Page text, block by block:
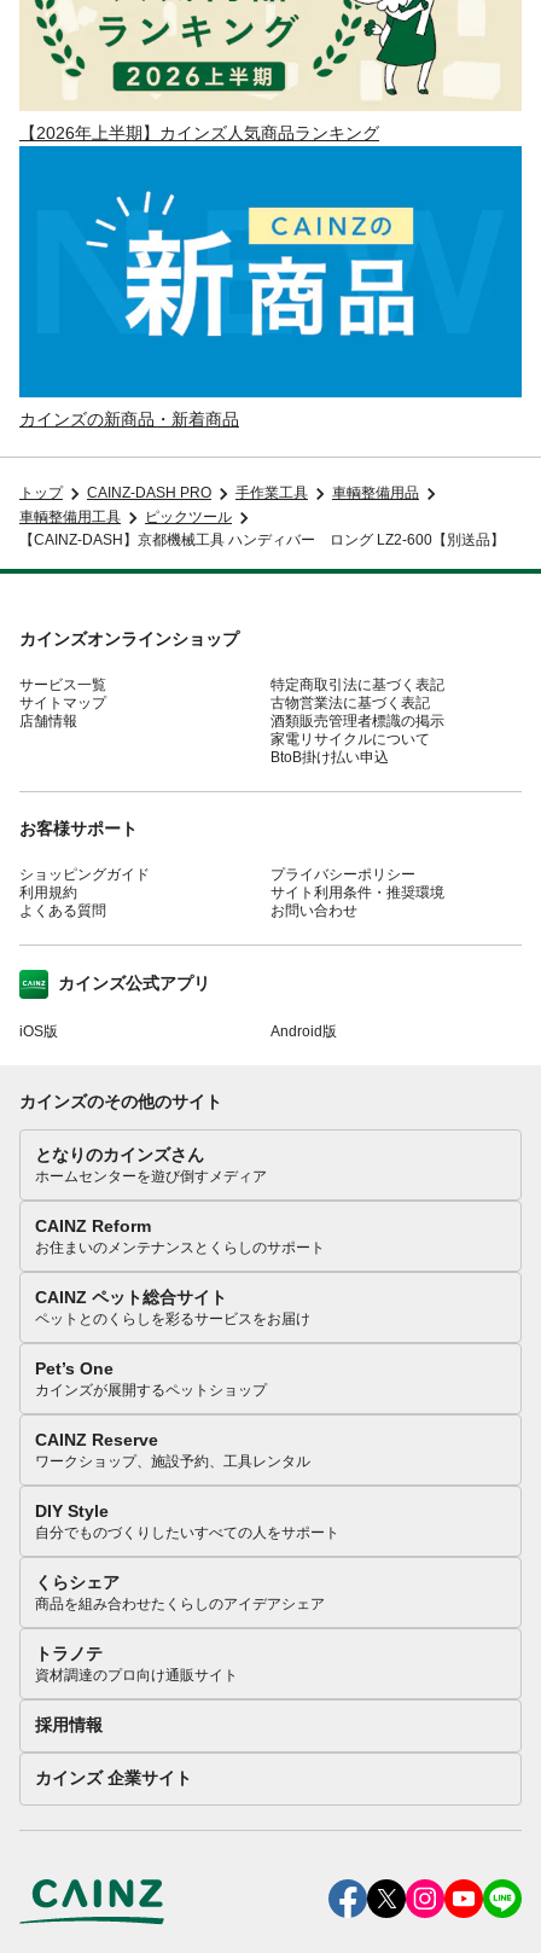
【2026年上半期】カインズ人気商品ランキング
カインズの新商品・新着商品
トップ CAINZ-DASH PRO 手作業工具
車輌整備用品
車輌整備用工具
ピックツール
【CAINZ-DASH】京都機械工具 ハンディバー ロング LZ2-600【別送品】
カインズオンラインショップ
サービス一覧
サイトマップ
店舗情報
特定商取引法に基づく表記
古物営業法に基づく表記
酒類販売管理者標識の掲示
家電リサイクルについて
BtoB掛け払い申込
お客様サポート
ショッピングガイド
利用規約
よくある質問
プライバシーポリシー
サイト利用条件・推奨環境
お問い合わせ
カインズ公式アプリ
iOS版 Android版
カインズのその他のサイト
となりのカインズさん
ホームセンターを遊び倒すメディア
CAINZ Reform
お住まいのメンテナンスとくらしのサポート
CAINZ ペット総合サイト
ペットとのくらしを彩るサービスをお届け
Pet’s One
カインズが展開するペットショップ
CAINZ Reserve
ワークショップ、施設予約、工具レンタル
DIY Style
自分でものづくりしたいすべての人をサポート
くらシェア
商品を組み合わせたくらしのアイデアシェア
トラノテ
資材調達のプロ向け通販サイト
採用情報
カインズ 企業サイト